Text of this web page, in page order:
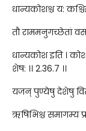
धान्यकोशश्च य:
तौ राममनुगच्छेतां
धान्यकोश इति ।
शेष: ।। 2.36.7 ।।
यजन् पुण्येषु देशेषु
ऋषिभिश्च समागम्य